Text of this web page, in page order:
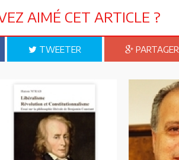
pensée!
AIMÉ CET ARTICLE ?
TWEETER PARTAGER